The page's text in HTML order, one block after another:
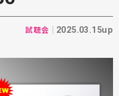
試聴会 2025.03.15up